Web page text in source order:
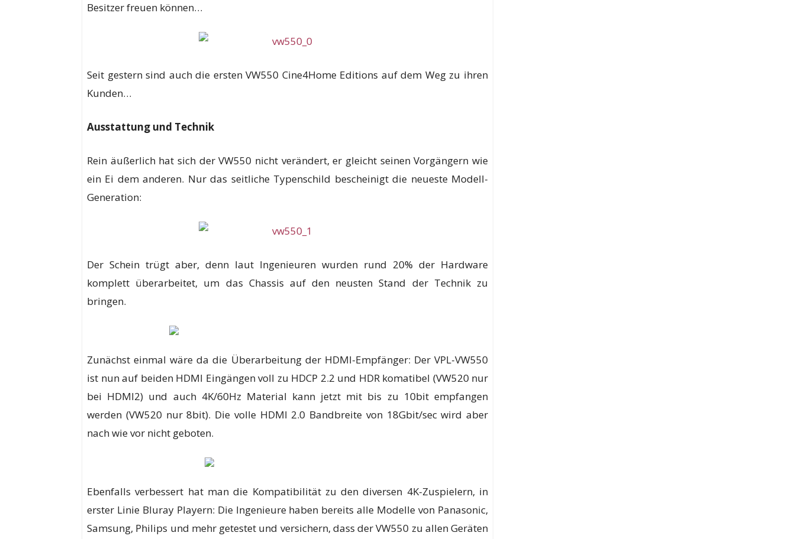
Besitzer freuen können…
Seit gestern sind auch die ersten VW550 Cine4Home Editions auf dem Weg zu ihren
Kunden…
Ausstattung und Technik
Rein äußerlich hat sich der VW550 nicht verändert, er gleicht seinen Vorgängern wie
ein Ei dem anderen. Nur das seitliche Typenschild bescheinigt die neueste Modell-
Generation:
Der Schein trügt aber, denn laut Ingenieuren wurden rund 20% der Hardware
komplett überarbeitet, um das Chassis auf den neusten Stand der Technik zu
bringen.
Zunächst einmal wäre da die Überarbeitung der HDMI-Empfänger: Der VPL-VW550
ist nun auf beiden HDMI Eingängen voll zu HDCP 2.2 und HDR komatibel (VW520 nur
bei HDMI2) und auch 4K/60Hz Material kann jetzt mit bis zu 10bit empfangen
werden (VW520 nur 8bit). Die volle HDMI 2.0 Bandbreite von 18Gbit/sec wird aber
nach wie vor nicht geboten.
Ebenfalls verbessert hat man die Kompatibilität zu den diversen 4K-Zuspielern, in
erster Linie Bluray Playern: Die Ingenieure haben bereits alle Modelle von Panasonic,
Samsung, Philips und mehr getestet und versichern, dass der VW550 zu allen Geräten